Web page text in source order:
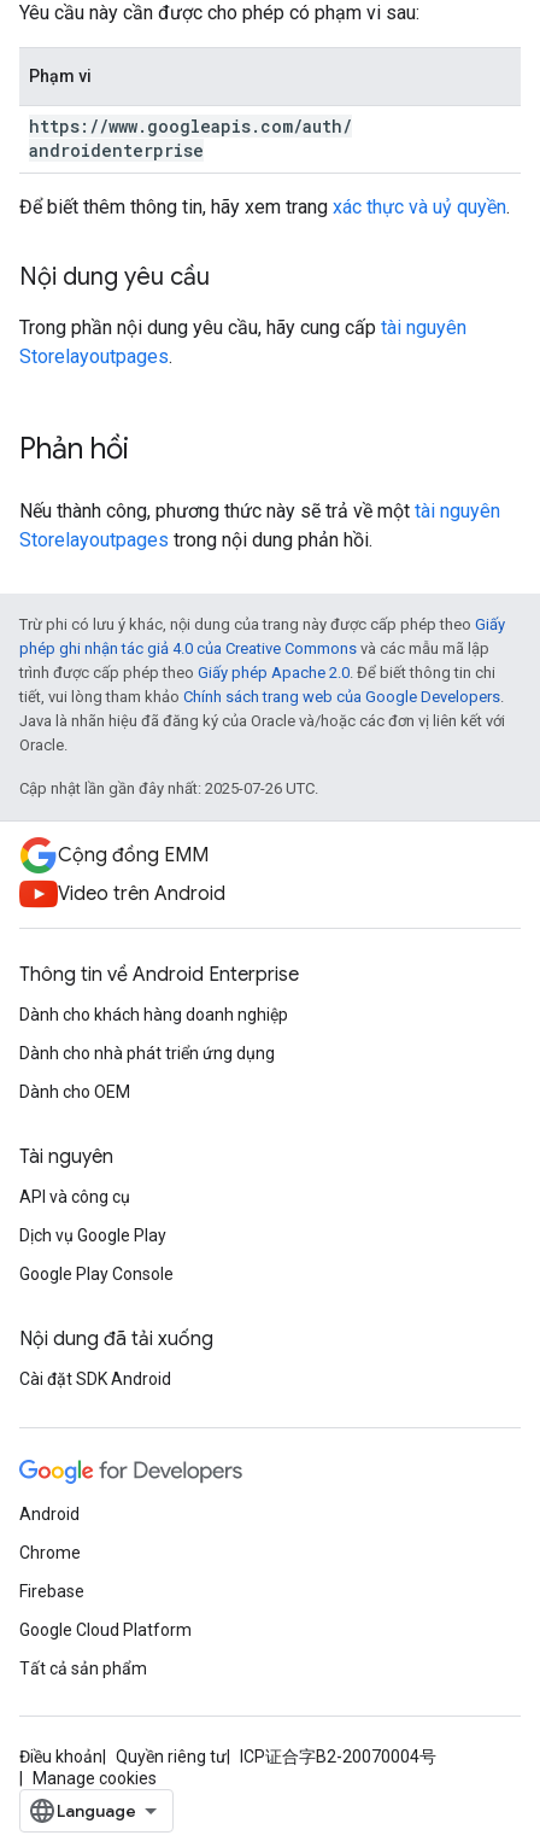
Yêu cầu này cần được cho phép có phạm vi sau:
Phạm vi
https: //www. googleapis. com/auth/
androidenterprise
Để biết thêm thông tin, hãy xem trang xác thực và uỷ quyền.
Nội dung yêu cầu
Trong phần nội dung yêu cầu, hãy cung cấp tài nguyên
Storelayoutpages.
Phản hồi
Nếu thành công, phương thức này sẽ trả về một tài nguyên
Storelayoutpages trong nội dung phản hồi.
Trừ phi có lưu ý khác, nội dung của trang này được cấp phép theo Giấy
phép ghi nhận tác giả 4.0 của Creative Commons và các mẫu mã lập
trình được cấp phép theo Giấy phép Apache 2.0. Để biết thông tin chi
tiết, vui lòng tham khảo Chính sách trang web của Google Developers.
Java là nhãn hiệu đã đăng ký của Oracle và/hoặc các đơn vị liên kết với
Oracle.
Cập nhật lần gần đây nhất: 2025-07-26 UTC.
Cộng đồng EMM
Video trên Android
Thông tin về Android Enterprise
Dành cho khách hàng doanh nghiệp
Dành cho nhà phát triển ứng dụng
Dành cho OEM
Tài nguyên
API và công cụ
Dịch vụ Google Play
Google Play Console
Nội dung đã tải xuống
Cài đặt SDK Android
Android
Chrome
Firebase
Google Cloud Platform
Tất cả sản phẩm
Điều khoản Quyền riêng tư
ICP证合字B2-20070004号
Manage cookies